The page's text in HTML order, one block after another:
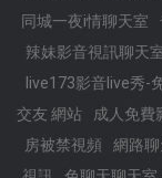
同城一夜i情聊天室
辣妹影音視訊聊天
live173影音live秀-
交友 網站
成人免費
房被禁視頻
網路